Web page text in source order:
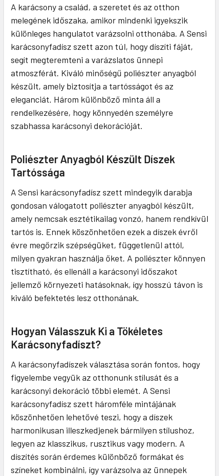
A karácsony a család, a szeretet és az otthon
melegének időszaka, amikor mindenki igyekszik
különleges hangulatot varázsolni otthonába. A Sensi
karácsonyfadísz szett azon túl, hogy díszíti fáját,
segít megteremteni a varázslatos ünnepi
atmoszférát. Kiváló minőségű poliészter anyagból
készült, amely biztosítja a tartósságot és az
eleganciát. Három különböző minta áll a
rendelkezésére, hogy könnyedén személyre
szabhassa karácsonyi dekorációját.
Poliészter Anyagból Készült Díszek
Tartóssága
A Sensi karácsonyfadísz szett mindegyik darabja
gondosan válogatott poliészter anyagból készült,
amely nemcsak esztétikailag vonzó, hanem rendkívül
tartós is. Ennek köszönhetően ezek a díszek évről
évre megőrzik szépségüket, függetlenül attól,
milyen gyakran használja őket. A poliészter könnyen
tisztítható, és ellenáll a karácsonyi időszakot
jellemző környezeti hatásoknak, így hosszú távon is
kiváló befektetés lesz otthonának.
Hogyan Válasszuk Ki a Tökéletes
Karácsonyfadíszt?
A karácsonyfadíszek választása során fontos, hogy
figyelembe vegyük az otthonunk stílusát és a
karácsonyi dekoráció többi elemét. A Sensi
karácsonyfadísz szett háromféle mintájának
köszönhetően lehetővé teszi, hogy a díszek
harmonikusan illeszkedjenek bármilyen stílushoz,
legyen az klasszikus, rusztikus vagy modern. A
díszítés során érdemes különböző formákat és
színeket kombinálni, így varázsolva az ünnepek